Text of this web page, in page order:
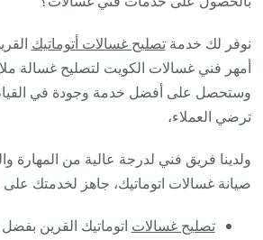
نوفر لك خدمةتصليح غسالات أتوماتيك
أمهر فني غسالات الكويت لتصليح غسالة
وستحصل على أفضل خدمة وجودة في
ترضي العملاء،
ولدينا فريق فني لدرجة عالية من المهارة
صيانة غسالات اتوماتيك، جاهز لخدمتك على مدار 24
تصليح غسالات اتوماتيك القرين